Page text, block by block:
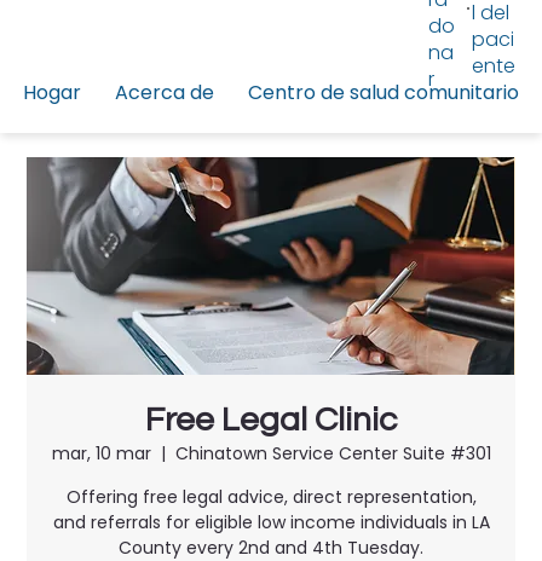
Hogar Acerca de Centro de salud comunitario
do
na
r
l del
paci
ente
Free Legal Clinic
mar, 10 mar
  |
Chinatown Service Center Suite #301
Offering free legal advice, direct representation,
and referrals for eligible low income individuals in LA
County every 2nd and 4th Tuesday.